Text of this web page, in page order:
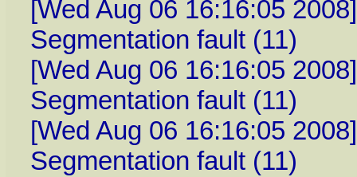
[Wed Aug 06 16:16:05
Segmentation fault (11)
[Wed Aug 06 16:16:05
Segmentation fault (11)
[Wed Aug 06 16:16:05
Segmentation fault (11)